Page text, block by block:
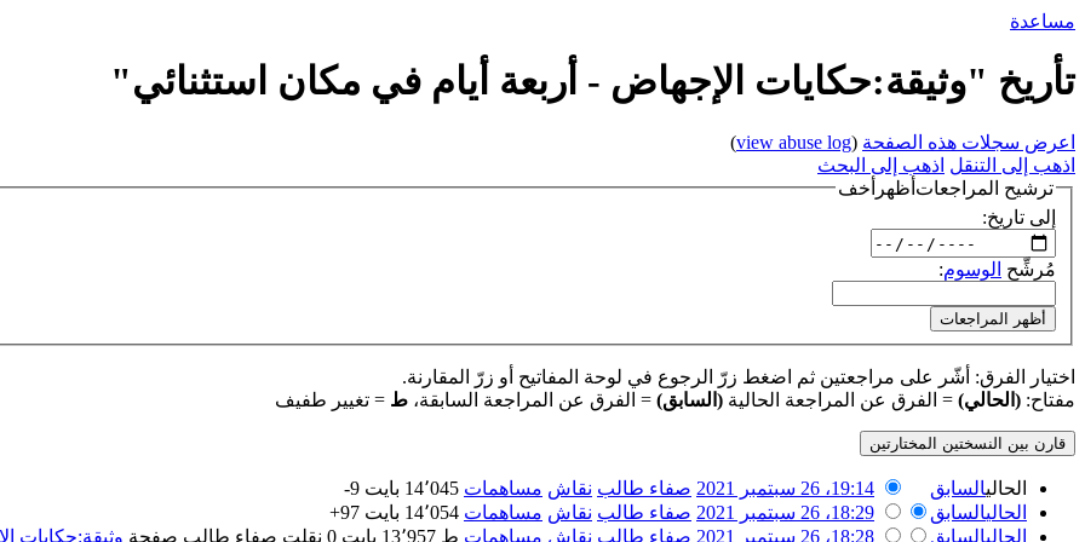
مساعدة
تأريخ "وثيقة:حكايات الإجهاض - أربعة أيام في مكان استثنائي"
اعرض سجلات هذه الصفحة (
view abuse log
)
اذهب إلى التنقل اذهب إلى البحث
ترشيح المراجعات أظهر أخف
إلى تاريخ:
مُرشِّح الوسوم:
أظهر المراجعات
اختيار الفرق: أشّر على مراجعتين ثم اضغط زرّ الرجوع في لوحة المفاتيح أو زرّ المقارنة.
مفتاح: (الحالي) = الفرق عن المراجعة الحالية (السابق) = الفرق عن المراجعة السابقة، ط = تغيير طفيف
الحاليالسابق 19:14، 26 سبتمبر 2021 صفاء طالب نقاش مساهمات 14٬045 بايت
-9
الحاليالسابق 18:29، 26 سبتمبر 2021 صفاء طالب نقاش مساهمات 14٬054 بايت
+97
الحاليالسابق 18:28، 26 سبتمبر 2021 صفاء طالب نقاش مساهمات ط 13٬957 بايت 0 نقلت صفاء طالب صفحة وثيقة:حكايات